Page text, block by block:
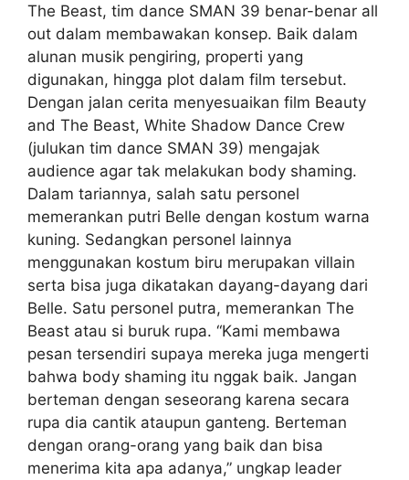
The Beast, tim dance SMAN 39 benar-benar all
out dalam membawakan konsep. Baik dalam
alunan musik pengiring, properti yang
digunakan, hingga plot dalam film tersebut.
Dengan jalan cerita menyesuaikan film Beauty
and The Beast, White Shadow Dance Crew
(julukan tim dance SMAN 39) mengajak
audience agar tak melakukan body shaming.
Dalam tariannya, salah satu personel
memerankan putri Belle dengan kostum warna
kuning. Sedangkan personel lainnya
menggunakan kostum biru merupakan villain
serta bisa juga dikatakan dayang-dayang dari
Belle. Satu personel putra, memerankan The
Beast atau si buruk rupa. “Kami membawa
pesan tersendiri supaya mereka juga mengerti
bahwa body shaming itu nggak baik. Jangan
berteman dengan seseorang karena secara
rupa dia cantik ataupun ganteng. Berteman
dengan orang-orang yang baik dan bisa
menerima kita apa adanya,” ungkap leader